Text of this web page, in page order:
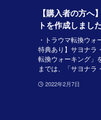
【購入者の方へ
トを作成しまし
・トラウマ転換ウ
特典あり】サヨナラ
転換ウォーキング」
までは、「サヨナラ
2022年2月7日